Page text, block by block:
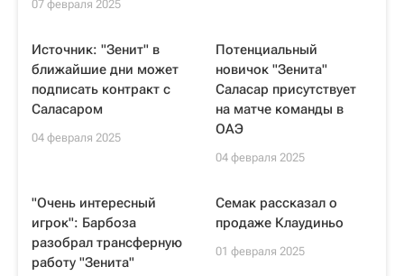
07 февраля 2025
Источник: "Зенит" в
ближайшие дни может
подписать контракт с
Саласаром
04 февраля 2025
Потенциальный
новичок "Зенита"
Саласар присутствует
на матче команды в
ОАЭ
04 февраля 2025
"Очень интересный
игрок": Барбоза
разобрал трансферную
работу "Зенита"
Семак рассказал о
продаже Клаудиньо
01 февраля 2025